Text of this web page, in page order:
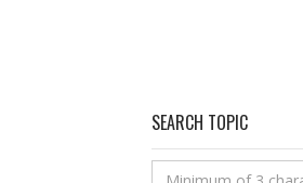
SEARCH TOPIC